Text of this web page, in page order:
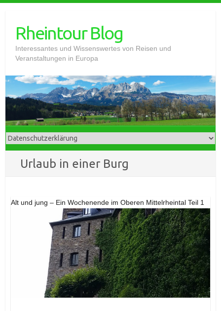
contentRheintour Blog
Interessantes und Wissenswertes von Reisen und
Veranstaltungen in Europa
Urlaub in einer Burg
Alt und jung – Ein Wochenende im Oberen Mittelrheintal Teil 1